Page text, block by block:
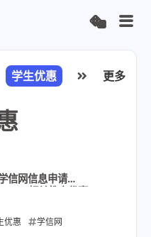
学生优惠 更多
信网信息申请
优惠 学信网